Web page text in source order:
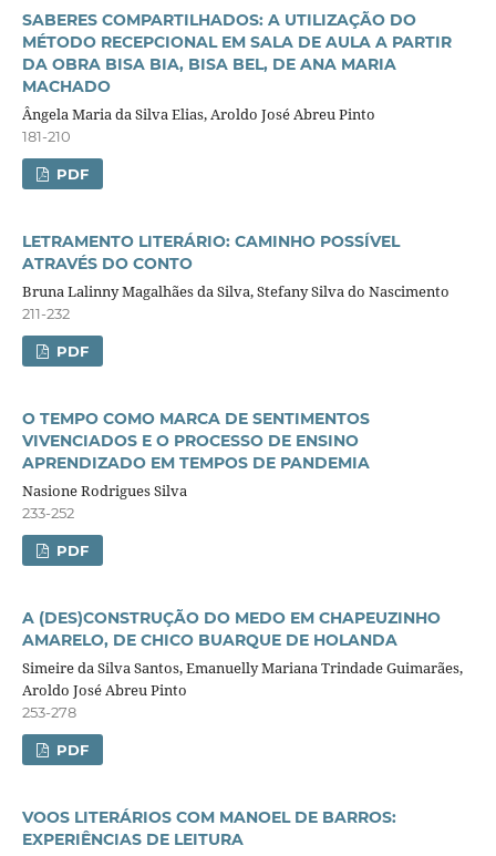
SABERES COMPARTILHADOS: A UTILIZAÇÃO DO
MÉTODO RECEPCIONAL EM SALA DE AULA A PARTIR
DA OBRA BISA BIA, BISA BEL, DE ANA MARIA
MACHADO
Ângela Maria da Silva Elias, Aroldo José Abreu Pinto
181-210
PDF
LETRAMENTO LITERÁRIO: CAMINHO POSSÍVEL
ATRAVÉS DO CONTO
Bruna Lalinny Magalhães da Silva, Stefany Silva do Nascimento
211-232
PDF
O TEMPO COMO MARCA DE SENTIMENTOS
VIVENCIADOS E O PROCESSO DE ENSINO
APRENDIZADO EM TEMPOS DE PANDEMIA
Nasione Rodrigues Silva
233-252
PDF
A (DES)CONSTRUÇÃO DO MEDO EM CHAPEUZINHO
AMARELO, DE CHICO BUARQUE DE HOLANDA
Simeire da Silva Santos, Emanuelly Mariana Trindade Guimarães,
Aroldo José Abreu Pinto
253-278
PDF
VOOS LITERÁRIOS COM MANOEL DE BARROS:
EXPERIÊNCIAS DE LEITURA